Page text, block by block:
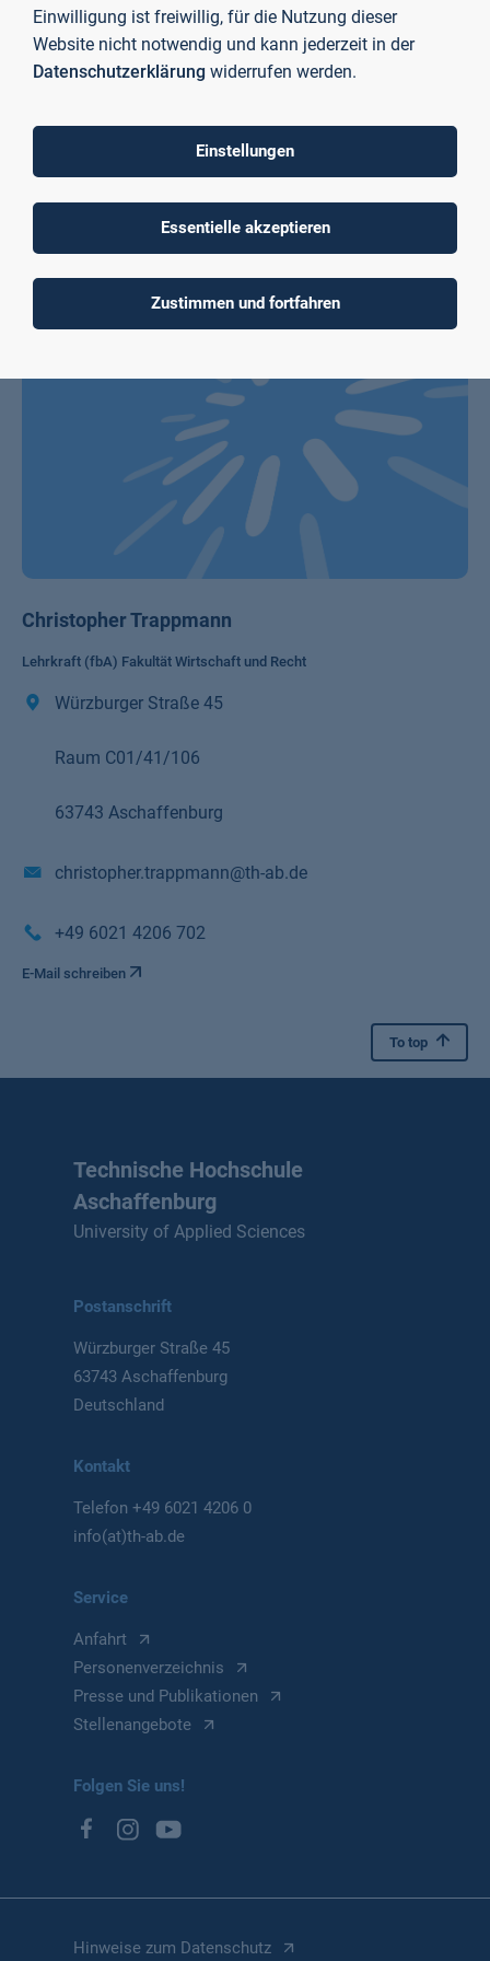
Downloads
AGB-Veranstaltungen
Ansprechperson
Christopher Trappmann
Lehrkraft (fbA) Fakultät Wirtschaft und Recht
Würzburger Straße 45
Raum C01/41/106
63743 Aschaffenburg
christopher.trappmann@th-ab.de
+49 6021 4206 702
E-Mail schreiben
To top
Technische Hochschule
Aschaffenburg
University of Applied Sciences
Postanschrift
Würzburger Straße 45
63743 Aschaffenburg
Deutschland
Kontakt
Telefon+49 6021 4206 0
info(at)th-ab.de
Service
Anfahrt
Personenverzeichnis
Presse und Publikationen
Stellenangebote
Folgen Sie uns!
Hinweise zum Datenschutz
Einwilligung ist freiwillig, für die Nutzung dieser
Website nicht notwendig und kann jederzeit in der
Datenschutzerklärung widerrufen werden.
Einstellungen
Essentielle akzeptieren
Zustimmen und fortfahren